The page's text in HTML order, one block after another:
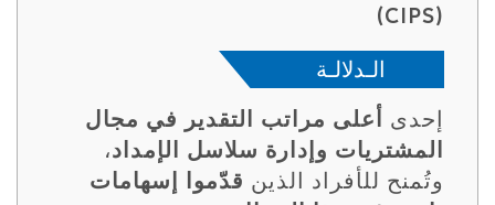
(CIPS)
الـدلالـة
إحدى أعلى مراتب التقدير في مجال
المشتريات وإدارة سلاسل الإمداد،
وتُمنح للأفراد الذين قدّموا إسهامات